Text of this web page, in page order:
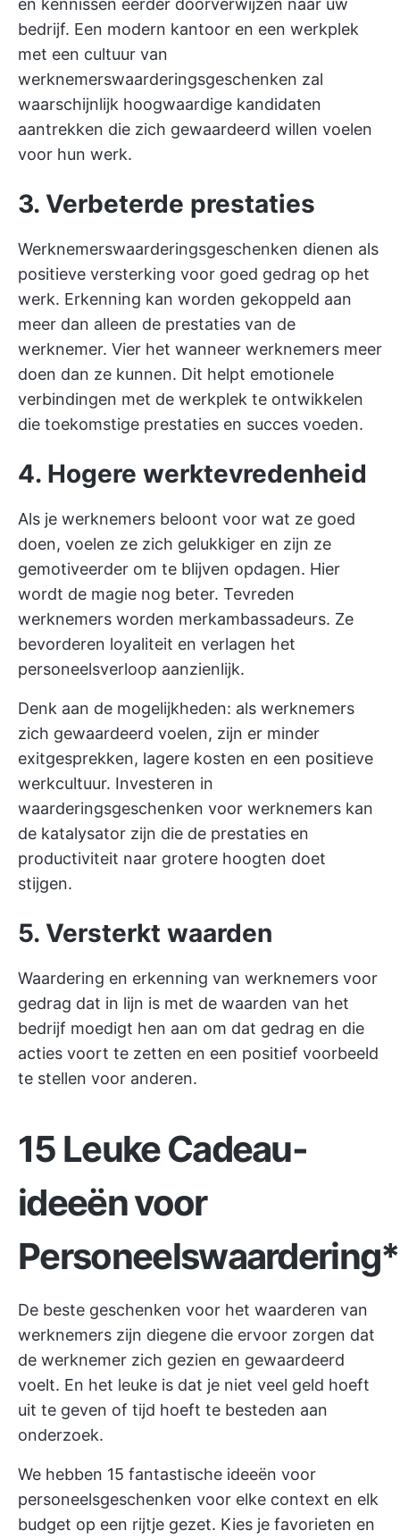
en kennissen eerder doorverwijzen naar uw
bedrijf. Een modern kantoor en een werkplek
met een cultuur van
werknemerswaarderingsgeschenken zal
waarschijnlijk hoogwaardige kandidaten
aantrekken die zich gewaardeerd willen voelen
voor hun werk.
3. Verbeterde prestaties
Werknemerswaarderingsgeschenken dienen als
positieve versterking voor goed gedrag op het
werk. Erkenning kan worden gekoppeld aan
meer dan alleen de prestaties van de
werknemer. Vier het wanneer werknemers meer
doen dan ze kunnen. Dit helpt emotionele
verbindingen met de werkplek te ontwikkelen
die toekomstige prestaties en succes voeden.
4. Hogere werktevredenheid
Als je werknemers beloont voor wat ze goed
doen, voelen ze zich gelukkiger en zijn ze
gemotiveerder om te blijven opdagen. Hier
wordt de magie nog beter. Tevreden
werknemers worden merkambassadeurs. Ze
bevorderen loyaliteit en verlagen het
personeelsverloop aanzienlijk.
Denk aan de mogelijkheden: als werknemers
zich gewaardeerd voelen, zijn er minder
exitgesprekken, lagere kosten en een positieve
werkcultuur. Investeren in
waarderingsgeschenken voor werknemers kan
de katalysator zijn die de prestaties en
productiviteit naar grotere hoogten doet
stijgen.
5. Versterkt waarden
Waardering en erkenning van werknemers voor
gedrag dat in lijn is met de waarden van het
bedrijf moedigt hen aan om dat gedrag en die
acties voort te zetten en een positief voorbeeld
te stellen voor anderen.
15 Leuke Cadeau-
ideeën voor
De beste geschenken voor het waarderen van
werknemers zijn diegene die ervoor zorgen dat
de werknemer zich gezien en gewaardeerd
voelt. En het leuke is dat je niet veel geld hoeft
uit te geven of tijd hoeft te besteden aan
onderzoek.
We hebben 15 fantastische ideeën voor
personeelsgeschenken voor elke context en elk
budget op een rijtje gezet. Kies je favorieten en